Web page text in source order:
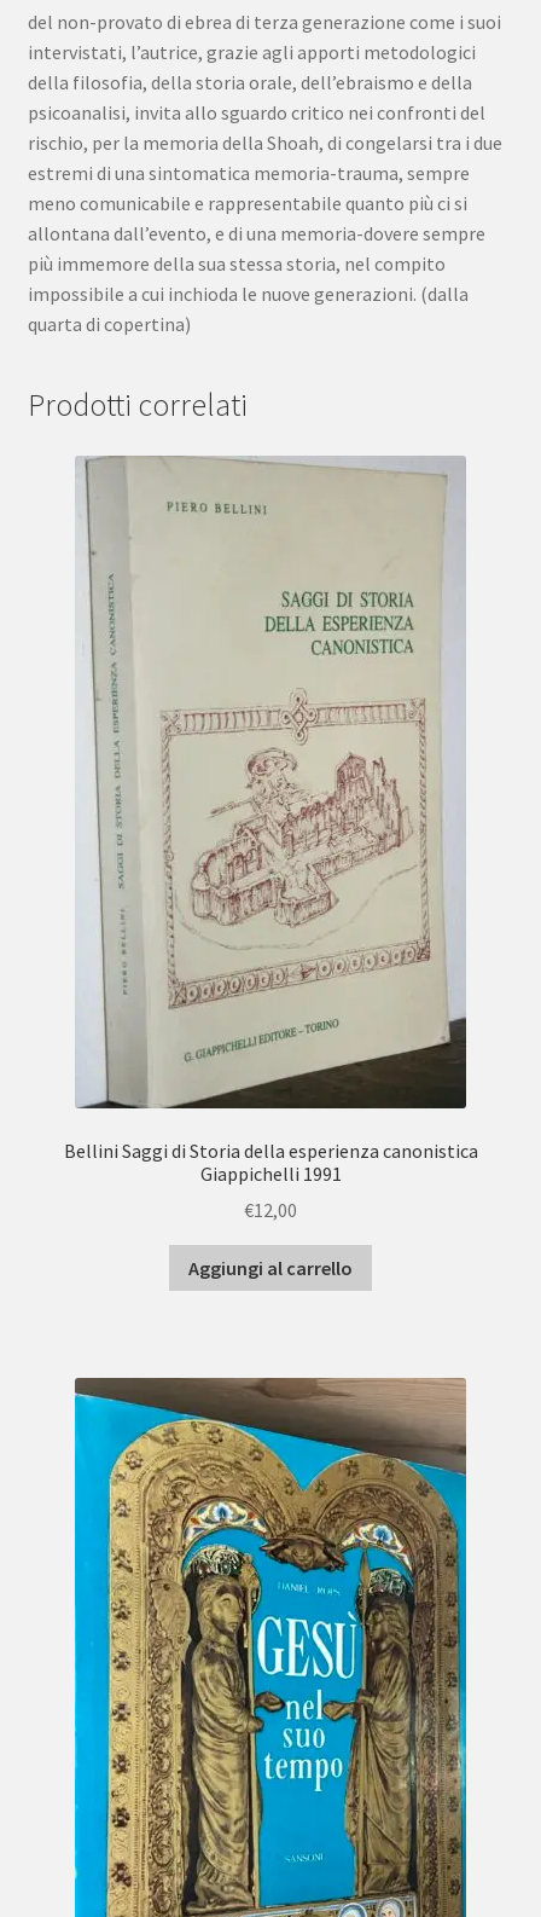
del non-provato di ebrea di terza generazione come i suoi
intervistati, l’autrice, grazie agli apporti metodologici
della filosofia, della storia orale, dell’ebraismo e della
psicoanalisi, invita allo sguardo critico nei confronti del
rischio, per la memoria della Shoah, di congelarsi tra i due
estremi di una sintomatica memoria-trauma, sempre
meno comunicabile e rappresentabile quanto più ci si
allontana dall’evento, e di una memoria-dovere sempre
più immemore della sua stessa storia, nel compito
impossibile a cui inchioda le nuove generazioni. (dalla
quarta di copertina)
Prodotti correlati
Bellini Saggi di Storia della esperienza canonistica
Giappichelli 1991
€12,00
Aggiungi al carrello